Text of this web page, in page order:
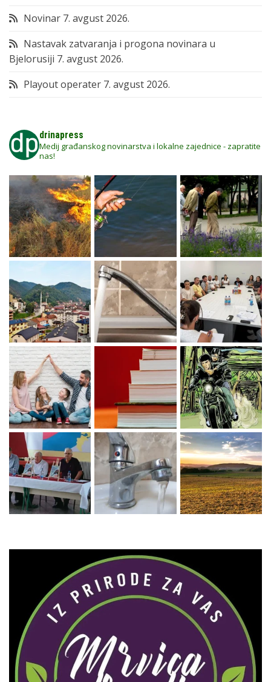
Novinar 7. avgust 2026.
Nastavak zatvaranja i progona novinara u
Bjelorusiji 7. avgust 2026.
Playout operater 7. avgust 2026.
drinapress
Medij građanskog novinarstva i lokalne zajednice - zapratite
nas!